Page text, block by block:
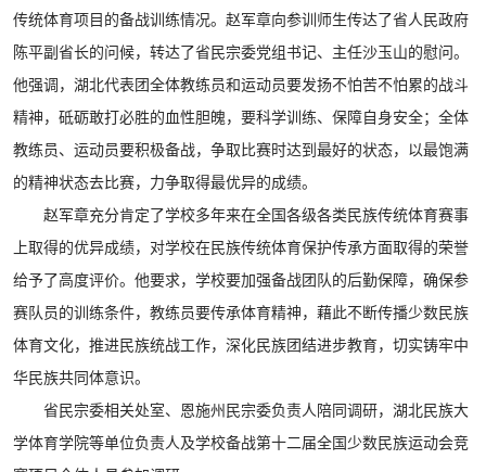
传统体育项目的备战训练情况。赵军章向参训师生传达了省人民政府
陈平副省长的问候，转达了省民宗委党组书记、主任沙玉山的慰问。
他强调，湖北代表团全体教练员和运动员要发扬不怕苦不怕累的战斗
精神，砥砺敢打必胜的血性胆魄，要科学训练、保障自身安全；全体
教练员、运动员要积极备战，争取比赛时达到最好的状态，以最饱满
的精神状态去比赛，力争取得最优异的成绩。
赵军章充分肯定了学校多年来在全国各级各类民族传统体育赛事
上取得的优异成绩，对学校在民族传统体育保护传承方面取得的荣誉
给予了高度评价。他要求，学校要加强备战团队的后勤保障，确保参
赛队员的训练条件，教练员要传承体育精神，藉此不断传播少数民族
体育文化，推进民族统战工作，深化民族团结进步教育，切实铸牢中
华民族共同体意识。
省民宗委相关处室、恩施州民宗委负责人陪同调研，湖北民族大
学体育学院等单位负责人及学校备战第十二届全国少数民族运动会竞